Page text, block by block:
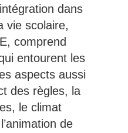
dans
vie scolaire,
comprend
entourent les
aspects aussi
des règles, la
le climat
de